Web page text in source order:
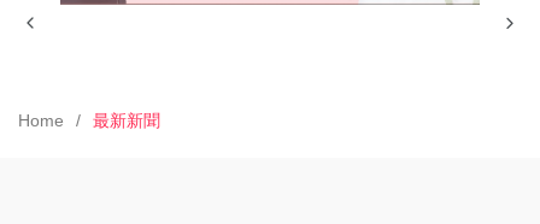
Home 最新新聞